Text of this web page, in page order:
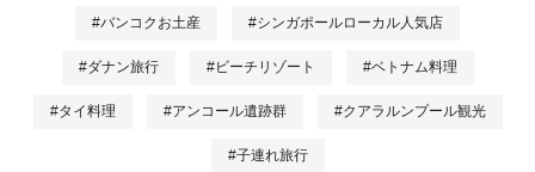
#バンコクお土産 #シンガポールローカル人気店
#ダナン旅行 #ビーチリゾート #ベトナム料理
#タイ料理 #アンコール遺跡群 #クアラルンプール観光
#子連れ旅行